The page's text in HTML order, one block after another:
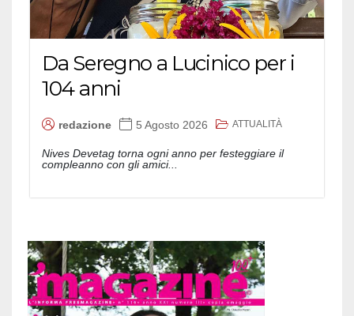
Da Seregno a Lucinico per i
104 anni
redazione 5 Agosto 2026 ATTUALITÀ
Nives Devetag torna ogni anno per festeggiare il
compleanno con gli amici...